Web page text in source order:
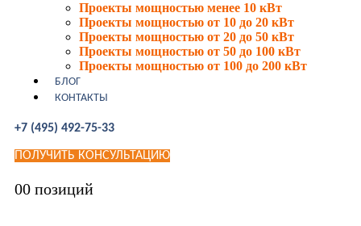
Проекты мощностью менее 10 кВт
Проекты мощностью от 10 до 20 кВт
Проекты мощностью от 20 до 50 кВт
Проекты мощностью от 50 до 100 кВт
Проекты мощностью от 100 до 200 кВт
БЛОГ
КОНТАКТЫ
+7 (495) 492-75-33
ПОЛУЧИТЬ КОНСУЛЬТАЦИЮ
00 позиций